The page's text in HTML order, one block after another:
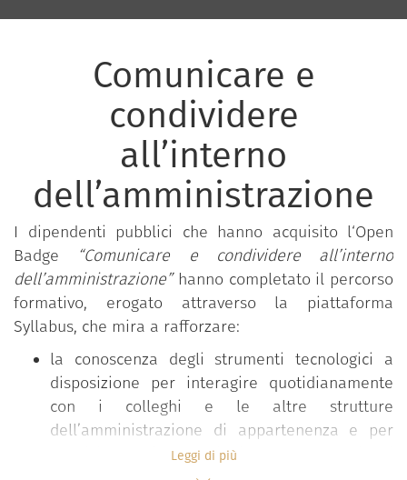
Comunicare e
condividere
all’interno
dell’amministrazione
I dipendenti pubblici che hanno acquisito l‘Open
Badge “Comunicare e condividere all’interno
dell’amministrazione”hanno completato il percorso
formativo, erogato attraverso la piattaforma
Syllabus, che mira a rafforzare:
la conoscenza degli strumenti tecnologici a
disposizione per interagire quotidianamente
con i colleghi e le altre strutture
dell’amministrazione di appartenenza e per
condividere informazioni e documenti di
Leggi di più